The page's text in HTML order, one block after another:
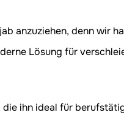
anzuziehen, denn wir
Lösung für
ihn ideal für